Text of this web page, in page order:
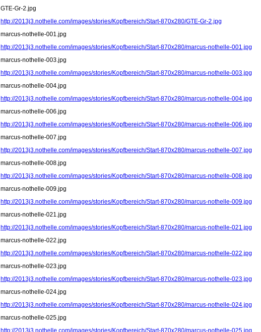
GTE-Gr-2.jpg
http://2013j3.nothelle.com/images/stories/Kopfbereich/Start-870x280/GTE-Gr-2.jpg
marcus-nothelle-001.jpg
http://2013j3.nothelle.com/images/stories/Kopfbereich/Start-870x280/marcus-nothelle-001.jpg
marcus-nothelle-003.jpg
http://2013j3.nothelle.com/images/stories/Kopfbereich/Start-870x280/marcus-nothelle-003.jpg
marcus-nothelle-004.jpg
http://2013j3.nothelle.com/images/stories/Kopfbereich/Start-870x280/marcus-nothelle-004.jpg
marcus-nothelle-006.jpg
http://2013j3.nothelle.com/images/stories/Kopfbereich/Start-870x280/marcus-nothelle-006.jpg
marcus-nothelle-007.jpg
http://2013j3.nothelle.com/images/stories/Kopfbereich/Start-870x280/marcus-nothelle-007.jpg
marcus-nothelle-008.jpg
http://2013j3.nothelle.com/images/stories/Kopfbereich/Start-870x280/marcus-nothelle-008.jpg
marcus-nothelle-009.jpg
http://2013j3.nothelle.com/images/stories/Kopfbereich/Start-870x280/marcus-nothelle-009.jpg
marcus-nothelle-021.jpg
http://2013j3.nothelle.com/images/stories/Kopfbereich/Start-870x280/marcus-nothelle-021.jpg
marcus-nothelle-022.jpg
http://2013j3.nothelle.com/images/stories/Kopfbereich/Start-870x280/marcus-nothelle-022.jpg
marcus-nothelle-023.jpg
http://2013j3.nothelle.com/images/stories/Kopfbereich/Start-870x280/marcus-nothelle-023.jpg
marcus-nothelle-024.jpg
http://2013j3.nothelle.com/images/stories/Kopfbereich/Start-870x280/marcus-nothelle-024.jpg
marcus-nothelle-025.jpg